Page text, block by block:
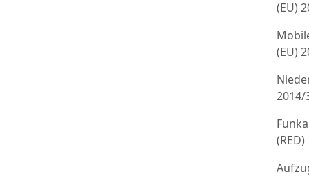
(EU)
(EU)
2014/
(RED)